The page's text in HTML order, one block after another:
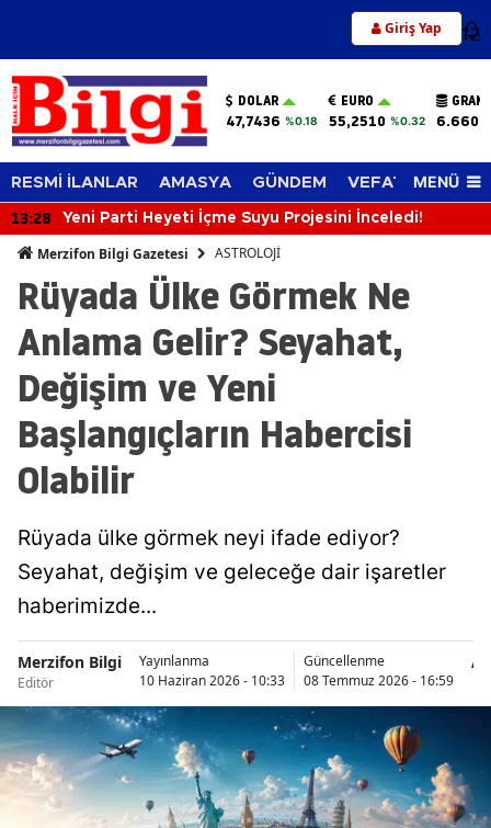
Giriş Yap 12
DOLAR
47,7436 %0.18
EURO
55,2510 %0.32
RESMİ İLANLAR AMASYA GÜNDEM VEFAT EDENLER
MENÜ
13:28 Yeni Parti Heyeti İçme Suyu Projesini İnceledi!
Merzifon Bilgi Gazetesi ASTROLOJİ
Rüyada Ülke Görmek Ne
Anlama Gelir? Seyahat,
Değişim ve Yeni
Başlangıçların Habercisi
Olabilir
Rüyada ülke görmek neyi ifade ediyor?
Seyahat, değişim ve geleceğe dair işaretler
haberimizde...
Merzifon Bilgi
Editör
Yayınlanma
10 Haziran 2026 - 10:33
Güncellenme
08 Temmuz 2026 - 16:59